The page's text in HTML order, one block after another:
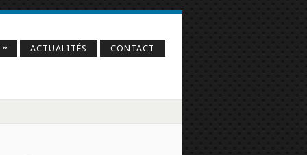
» ACTUALITÉS CONTACT